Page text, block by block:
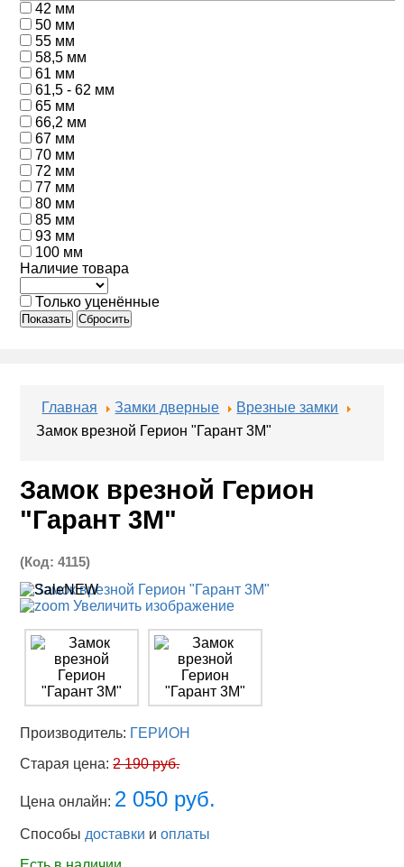
42 мм
50 мм
55 мм
58,5 мм
61 мм
61,5 - 62 мм
65 мм
66,2 мм
67 мм
70 мм
72 мм
77 мм
80 мм
85 мм
93 мм
100 мм
Наличие товара
Только уценённые
Показать Сбросить
Главная Замки дверные
Врезные замки
Замок врезной Герион "Гарант 3М"
Замок врезной Герион
"Гарант 3М"
(Код:4115)
Увеличить изображение
Производитель: ГЕРИОН
Старая цена:2 190 руб.
Цена онлайн: 2 050 руб.
Способы доставки иоплаты